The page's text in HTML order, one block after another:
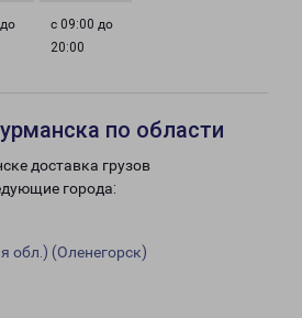
с 09:00 до
20:00
по области
доставка грузов
города:
обл.) (Оленегорск)